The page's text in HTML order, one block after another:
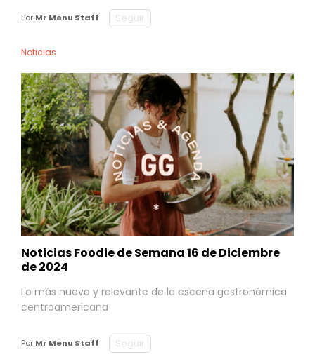
Por Mr Menu Staff Seguir
Noticias
Noticias Foodie de Semana 16 de Diciembre
de 2024
Lo más nuevo y relevante de la escena gastronómica
centroamericana
Por Mr Menu Staff Seguir